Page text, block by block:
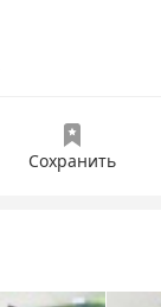
Сохранить